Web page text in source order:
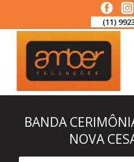
(11)
BANDA
NOVA